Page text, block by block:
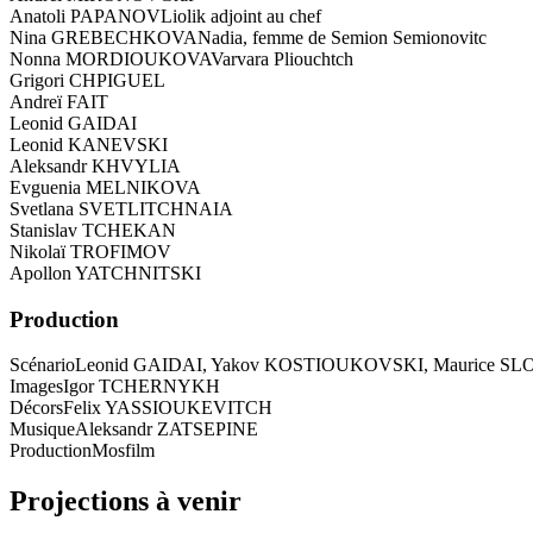
Anatoli PAPANOVLiolik adjoint au chef
Nina GREBECHKOVANadia, femme de Semion Semionovitc
Nonna MORDIOUKOVAVarvara Pliouchtch
Grigori CHPIGUEL
Andreï FAIT
Leonid GAIDAI
Leonid KANEVSKI
Aleksandr KHVYLIA
Evguenia MELNIKOVA
Svetlana SVETLITCHNAIA
Stanislav TCHEKAN
Nikolaï TROFIMOV
Apollon YATCHNITSKI
Production
ScénarioLeonid GAIDAI, Yakov KOSTIOUKOVSKI, Maurice
ImagesIgor TCHERNYKH
DécorsFelix YASSIOUKEVITCH
MusiqueAleksandr ZATSEPINE
ProductionMosfilm
Projections à venir